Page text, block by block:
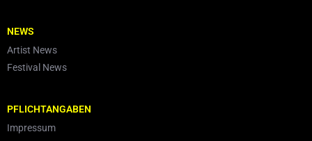
NEWS
Artist News
Festival News
PFLICHTANGABEN
Impressum